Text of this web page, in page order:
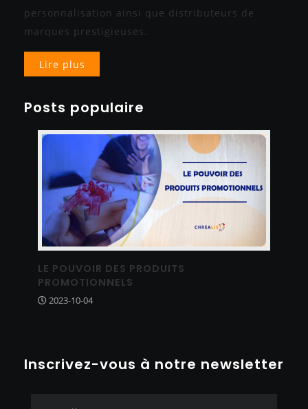
personnalisation ainsi que distributeurs de
marques prestigieuses.
Lire plus
Posts populaire
LE POUVOIR DES PRODUITS
PROMOTIONNELS
2023-10-04
Inscrivez-vous à notre newsletter